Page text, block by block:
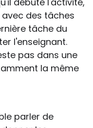
des tâches
tâche du
l'enseignant.
pas dans une
la même
parler de